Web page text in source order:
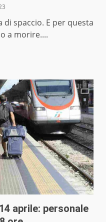
di spaccio. E per questa
a morire....
aprile: personale